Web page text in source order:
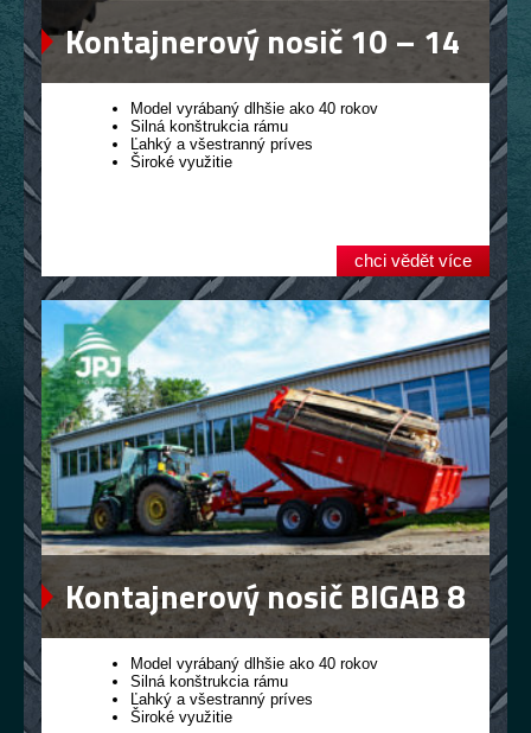
Kontajnerový nosič 10 – 14
Model vyrábaný dlhšie ako 40 rokov
Silná konštrukcia rámu
Ľahký a všestranný príves
Široké využitie
chci vědět více
Kontajnerový nosič BIGAB 8
– 12Model vyrábaný dlhšie ako 40 rokov
Silná konštrukcia rámu
Ľahký a všestranný príves
Široké využitie